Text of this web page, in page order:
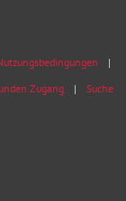
Zugang Suche